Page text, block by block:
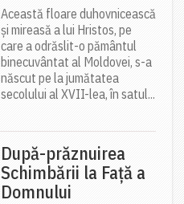
Această floare duhovnicească
și mireasă a lui Hristos, pe
care a odrăslit-o pământul
binecuvântat al Moldovei, s-a
născut pe la jumătatea
secolului al XVII-lea, în satul...
După-prăznuirea
Schimbării la Față a
Domnului